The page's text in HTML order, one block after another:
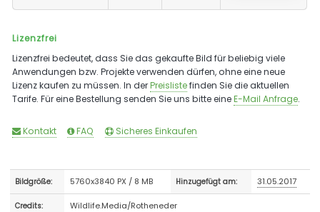
Lizenzfrei
Lizenzfrei bedeutet, dass Sie das gekaufte Bild für beliebig viele
Anwendungen bzw. Projekte verwenden dürfen, ohne eine neue
Lizenz kaufen zu müssen. In derPreislistefinden Sie die aktuellen
Tarife. Für eine Bestellung senden Sie uns bitte eineE-Mail Anfrage.
Kontakt FAQ Sicheres Einkaufen
Bildgröße: 5760x3840 PX / 8 MB Hinzugefügt am: 31.05.2017
Credits: Wildlife.Media/Rotheneder